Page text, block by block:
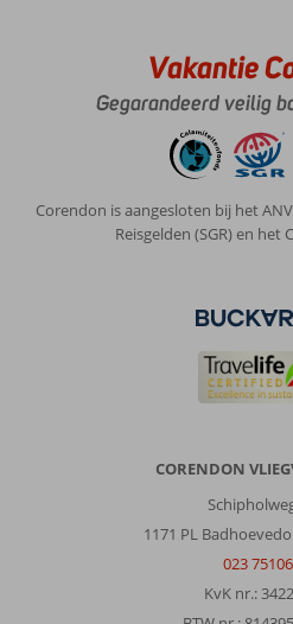
Vakantie
Gegarandeerd veilig
Corendon is aangesloten bij het
Reisgelden (SGR) en het
CORENDON
1171 PL
023
KvK nr.: